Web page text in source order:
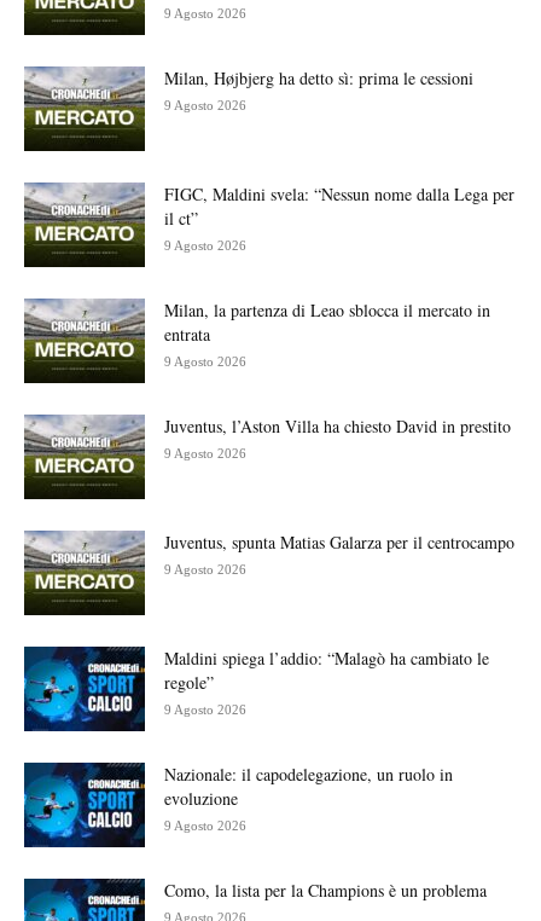
9 Agosto 2026
Milan, Højbjerg ha detto sì: prima le cessioni
9 Agosto 2026
FIGC, Maldini svela: “Nessun nome dalla Lega per
il ct”
9 Agosto 2026
Milan, la partenza di Leao sblocca il mercato in
entrata
9 Agosto 2026
Juventus, l’Aston Villa ha chiesto David in prestito
9 Agosto 2026
Juventus, spunta Matias Galarza per il centrocampo
9 Agosto 2026
Maldini spiega l’addio: “Malagò ha cambiato le
regole”
9 Agosto 2026
Nazionale: il capodelegazione, un ruolo in
evoluzione
9 Agosto 2026
Como, la lista per la Champions è un problema
9 Agosto 2026